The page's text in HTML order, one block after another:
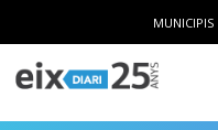
MUNICIPIS